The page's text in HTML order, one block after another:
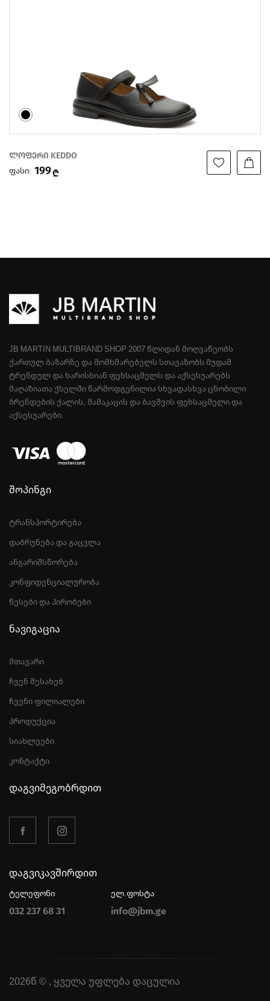
ლოფერი KEDDO
ფასი: 199₾
JB MARTIN MULTIBRAND SHOP 2007 ᲬᲚᲘᲓᲐᲜ ᲛᲝᲦᲕᲐᲬᲔᲝᲑᲡ
ᲥᲐᲠᲗᲣᲚ ᲑᲐᲖᲐᲠᲖᲔ ᲓᲐ ᲛᲝᲛᲮᲛᲐᲠᲔᲑᲔᲚᲡ ᲡᲗᲐᲕᲐᲖᲝᲑᲡ ᲛᲣᲓᲐᲛ
ᲢᲠᲔᲜᲓᲣᲚ ᲓᲐ ᲮᲐᲠᲘᲡᲮᲘᲐᲜ ᲤᲔᲮᲡᲐᲪᲛᲔᲚᲡ ᲓᲐ ᲐᲥᲡᲔᲡᲣᲐᲠᲔᲑᲡ
ᲛᲐᲦᲐᲖᲘᲐᲗᲐ ᲥᲡᲔᲚᲨᲘ ᲬᲐᲠᲛᲝᲓᲒᲔᲜᲘᲚᲘᲐ ᲡᲮᲕᲐᲓᲐᲡᲮᲕᲐ ᲪᲜᲝᲑᲘᲚᲘ
ᲑᲠᲔᲜᲓᲔᲑᲘᲡ ᲥᲐᲚᲘᲡ, ᲛᲐᲛᲐᲙᲐᲪᲘᲡ ᲓᲐ ᲑᲐᲕᲨᲕᲘᲡ ᲤᲔᲮᲡᲐᲪᲛᲔᲚᲘ ᲓᲐ
ᲐᲥᲡᲔᲡᲣᲐᲠᲔᲑᲘ.
შოპინგი
ტრანსპორტირება
დაბრუნება და გაცვლა
ანგარიშსწორება
კონფიდენციალურობა
წესები და პირობები
ნავიგაცია
მთავარი
ჩვენ შესახებ
ჩვენი ფილიალები
პროდუქცია
სიახლეები
კონტაქტი
დაგვიმეგობრდით
დაგვიკავშირდით
ტელეფონი
032 237 68 31
ელ.ფოსტა
info@jbm.ge
2026წ © , ყველა უფლება დაცულია